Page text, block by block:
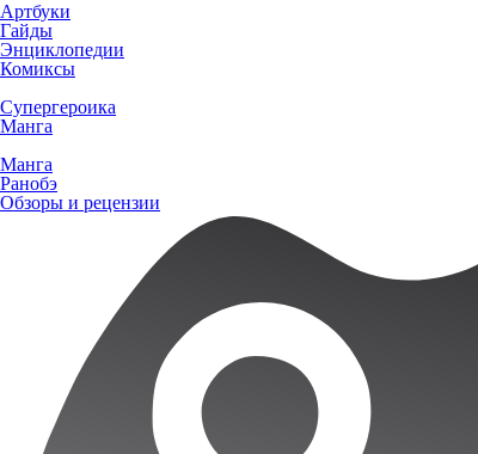
Артбуки
Гайды
Энциклопедии
Комиксы
Супергероика
Манга
Манга
Ранобэ
Обзоры и рецензии